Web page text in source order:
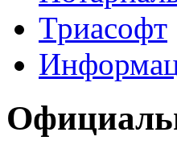
Триасофт